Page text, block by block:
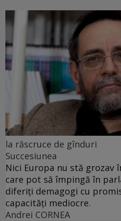
la răscruce de gînduri
Succesiunea
Nici Europa nu stă grozav
care pot să împingă în
diferiți demagogi cu
capacități mediocre.
Andrei CORNEA